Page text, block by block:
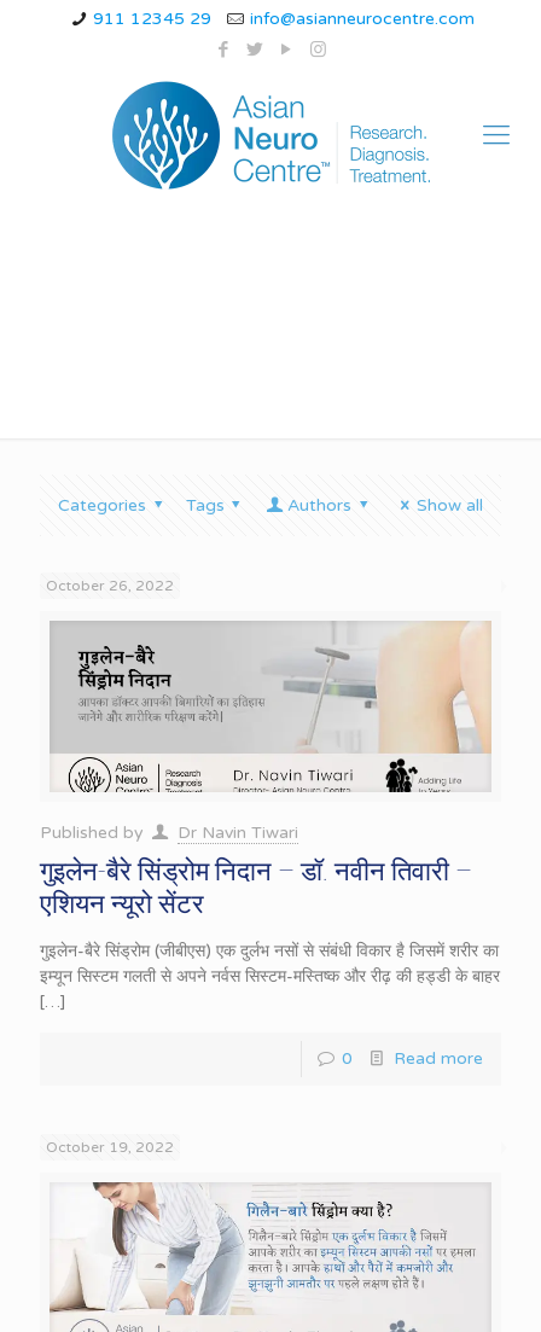
911 12345 29 info@asianneurocentre.com
Categories Tags Authors Show all
October 26, 2022
Published by Dr Navin Tiwari
गुइलेन-बैरे सिंड्रोम निदान – डॉ. नवीन तिवारी –
एशियन न्यूरो सेंटर
गुइलेन-बैरे सिंड्रोम (जीबीएस) एक दुर्लभ नसों से संबंधी विकार है जिसमें शरीर का
इम्यून सिस्टम गलती से अपने नर्वस सिस्टम-मस्तिष्क और रीढ़ की हड्डी के बाहर
[…]
0 Read more
October 19, 2022